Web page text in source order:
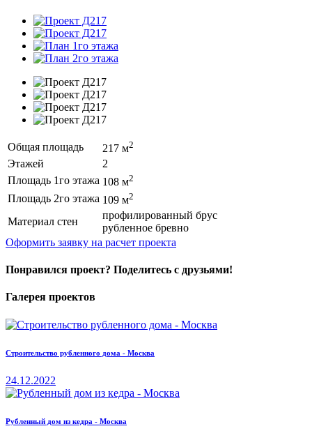
Общая площадь 217 м2
Этажей
2
Площадь 1го этажа 108 м2
Площадь 2го этажа 109 м2
Материал стен
профилированный брус
рубленное бревно
Оформить заявку на расчет проекта
Понравился проект? Поделитесь с друзьями!
Галерея проектов
Строительство рубленного дома - Москва
24.12.2022
Рубленный дом из кедра - Москва